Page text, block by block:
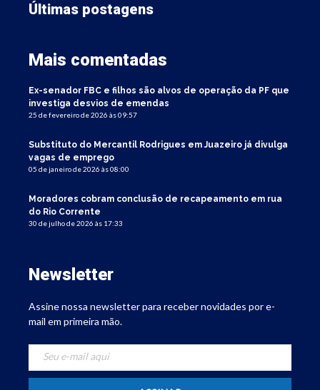
Últimas postagens
Mais comentadas
Ex-senador FBC e filhos são alvos de operação da PF que
investiga desvios de emendas
25 de fevereiro de 2026 às 09:57
Substituto do Mercantil Rodrigues em Juazeiro já divulga
vagas de emprego
05 de janeiro de 2026 às 08:00
Moradores cobram conclusão de recapeamento em rua
do Rio Corrente
30 de julho de 2026 às 17:33
Newsletter
Assine nossa newsletter para receber novidades por e-
mail em primeira mão.